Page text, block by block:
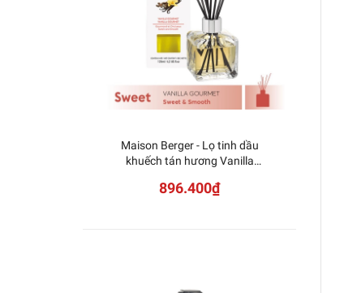
Maison Berger - Lọ tinh dầu
khuếch tán hương Vanilla
896.400₫